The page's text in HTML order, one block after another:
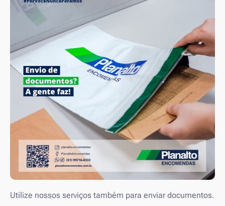
Utilize nossos serviços também para enviar documentos.